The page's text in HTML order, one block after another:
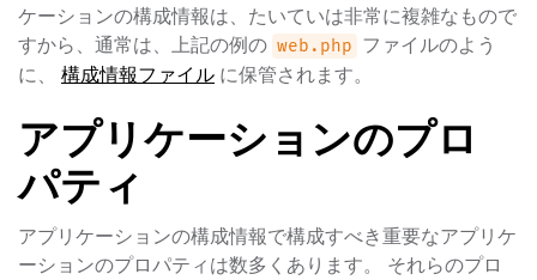
ケーションの構成情報は、たいていは非常に複雑なもので
すから、通常は、上記の例の web.php ファイルのよう
に、 構成情報ファイル に保管されます。
アプリケーションのプロ
パティ
アプリケーションの構成情報で構成すべき重要なアプリケ
ーションのプロパティは数多くあります。 それらのプロ